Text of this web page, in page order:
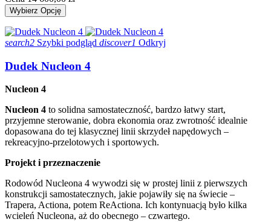
Wybierz Opcję
search2 Szybki podgląd discover1 Odkryj
Dudek Nucleon 4
Nucleon 4
Nucleon 4 to solidna samostateczność, bardzo łatwy start,
przyjemne sterowanie, dobra ekonomia oraz zwrotność idealnie
dopasowana do tej klasycznej linii skrzydeł napędowych –
rekreacyjno-przelotowych i sportowych.
Projekt i przeznaczenie
Rodowód Nucleona 4 wywodzi się w prostej linii z pierwszych
konstrukcji samostatecznych, jakie pojawiły się na świecie –
Trapera, Actiona, potem ReActiona. Ich kontynuacją było kilka
wcieleń Nucleona, aż do obecnego – czwartego.